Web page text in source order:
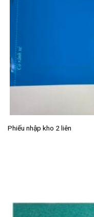
Phiếu nhập kho 2 liên